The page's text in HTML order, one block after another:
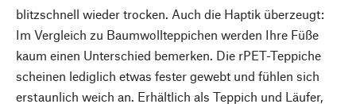
blitzschnell wieder trocken. Auch die Haptik überzeugt:
Im Vergleich zu Baumwollteppichen werden Ihre Füße
kaum einen Unterschied bemerken. Die rPET-Teppiche
scheinen lediglich etwas fester gewebt und fühlen sich
erstaunlich weich an. Erhältlich als Teppich und Läufer,